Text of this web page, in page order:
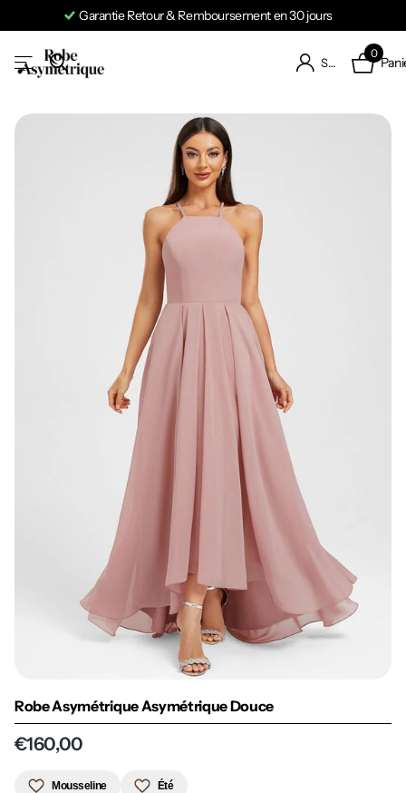
Garantie Retour & Remboursement en 30 jours
S'identifier
0
Robe Asymétrique Asymétrique Douce
€160,00
Mousseline Été